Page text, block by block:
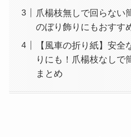
爪楊枝無しで回らない
のぼり飾りにもおすす
【風車の折り紙】安全
りにも！爪楊枝なしで
まとめ